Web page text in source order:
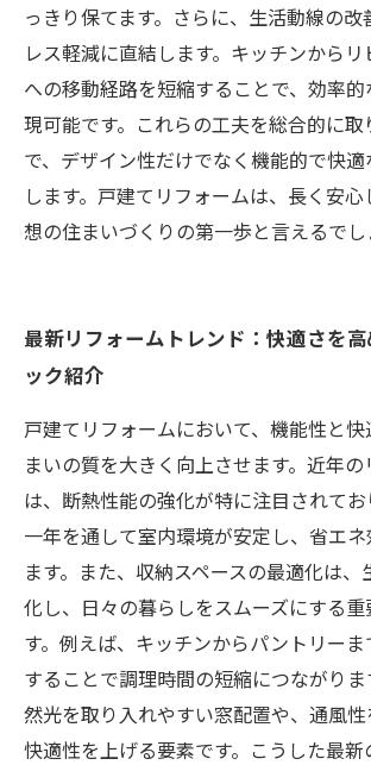
っきり保てます。さらに、生活動線の改
レス軽減に直結します。キッチンから
への移動経路を短縮することで、効率
現可能です。これらの工夫を総合的に取
で、デザイン性だけでなく機能的で快
します。戸建てリフォームは、長く安
想の住まいづくりの第一歩と言えるでし
最新リフォームトレンド：快適さを
ック紹介
戸建てリフォームにおいて、機能性と
まいの質を大きく向上させます。近年
は、断熱性能の強化が特に注目されてお
一年を通して室内環境が安定し、省エ
ます。また、収納スペースの最適化は、
化し、日々の暮らしをスムーズにする
す。例えば、キッチンからパントリーま
することで調理時間の短縮につながりま
然光を取り入れやすい窓配置や、通風
快適性を上げる要素です。こうした最新